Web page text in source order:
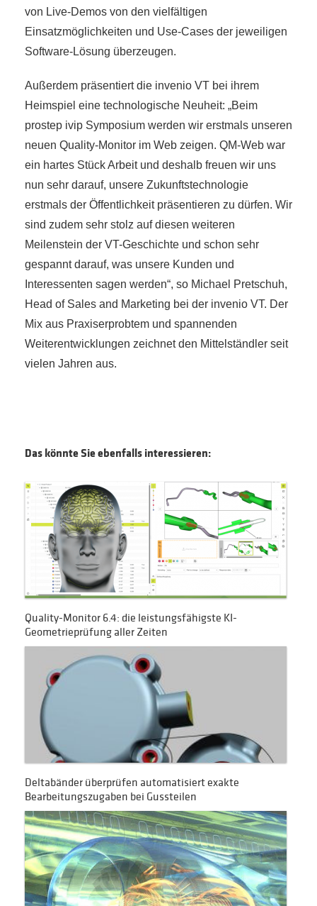
von Live-Demos von den vielfältigen
Einsatzmöglichkeiten und Use-Cases der jeweiligen
Software-Lösung überzeugen.
Außerdem präsentiert die invenio VT bei ihrem
Heimspiel eine technologische Neuheit: „Beim
prostep ivip Symposium werden wir erstmals unseren
neuen Quality-Monitor im Web zeigen. QM-Web war
ein hartes Stück Arbeit und deshalb freuen wir uns
nun sehr darauf, unsere Zukunftstechnologie
erstmals der Öffentlichkeit präsentieren zu dürfen. Wir
sind zudem sehr stolz auf diesen weiteren
Meilenstein der VT-Geschichte und schon sehr
gespannt darauf, was unsere Kunden und
Interessenten sagen werden“, so Michael Pretschuh,
Head of Sales and Marketing bei der invenio VT. Der
Mix aus Praxiserprobtem und spannenden
Weiterentwicklungen zeichnet den Mittelständler seit
vielen Jahren aus.
Das könnte Sie ebenfalls interessieren:
Quality-Monitor 6.4: die leistungsfähigste KI-
Geometrieprüfung aller Zeiten
Deltabänder überprüfen automatisiert exakte
Bearbeitungszugaben bei Gussteilen